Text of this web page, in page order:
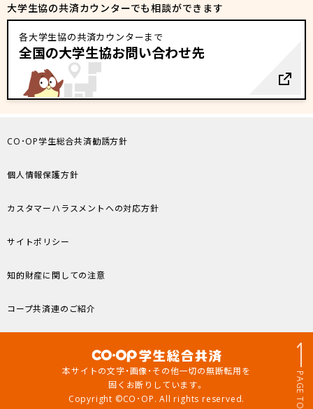
大学生協の共済カウンターでも相談ができます
各大学生協の共済カウンターまで
全国の大学生協お問い合わせ先
CO･OP学生総合共済勧誘方針
個人情報保護方針
カスタマーハラスメントへの対応方針
サイトポリシー
知的財産に関しての注意
コープ共済連のご紹介
本サイトの文字・画像・その他一切の無断転用を
固くお断りしています。
Copyright ©CO･OP. All rights reserved.
PAGE TOP